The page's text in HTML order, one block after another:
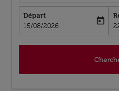
Départ
fc-booking-departure-date-
15/08/2026
today